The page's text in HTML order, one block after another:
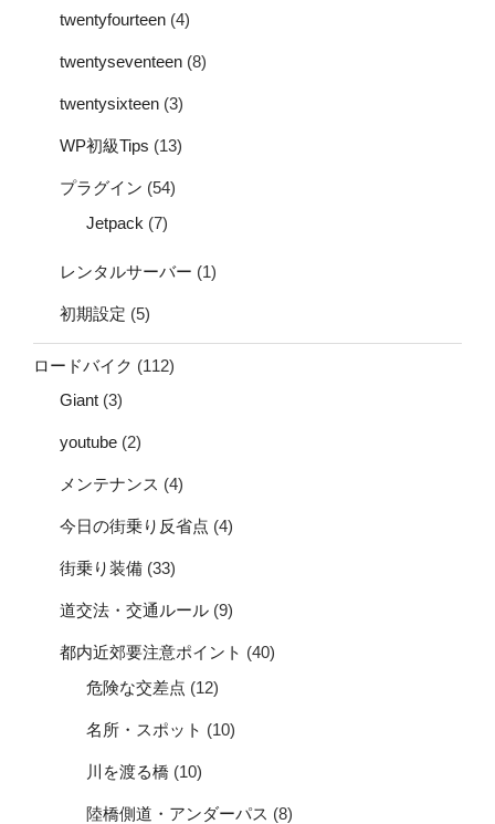
twentyfourteen (4)
twentyseventeen (8)
twentysixteen (3)
WP初級Tips (13)
プラグイン (54)
Jetpack (7)
レンタルサーバー (1)
初期設定 (5)
ロードバイク (112)
Giant (3)
youtube (2)
メンテナンス (4)
今日の街乗り反省点 (4)
街乗り装備 (33)
道交法・交通ルール (9)
都内近郊要注意ポイント (40)
危険な交差点 (12)
名所・スポット (10)
川を渡る橋 (10)
陸橋側道・アンダーパス (8)